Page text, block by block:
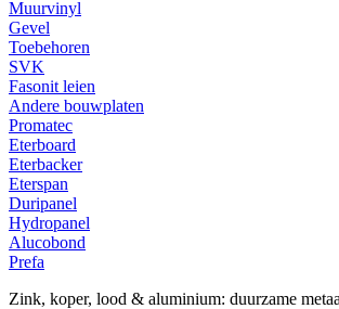
Muurvinyl
Gevel
Toebehoren
SVK
Fasonit leien
Andere bouwplaten
Promatec
Eterboard
Eterbacker
Eterspan
Duripanel
Hydropanel
Alucobond
Prefa
Zink, koper, lood & aluminium: duurzame